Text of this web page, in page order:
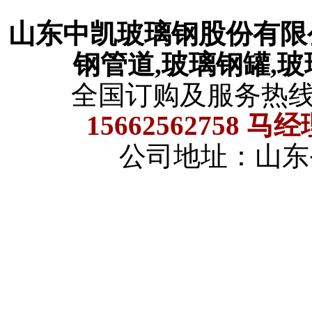
山东中凯玻璃钢股份有
钢管道,玻璃钢罐,
全国订购及服务热
15662562758 马
公司地址：山